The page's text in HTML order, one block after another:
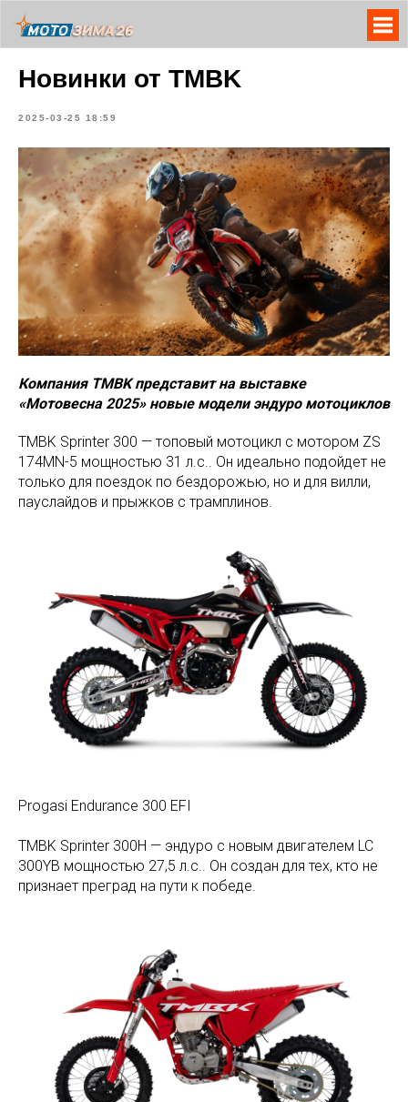
Новинки от TMBK
2025-03-25 18:59
Компания TMBK представит на выставке
«Мотовесна 2025» новые модели эндуро мотоциклов
TMBK Sprinter 300 — топовый мотоцикл с мотором ZS
174MN-5 мощностью 31 л.с.. Он идеально подойдет не
только для поездок по бездорожью, но и для вилли,
пауслайдов и прыжков с трамплинов.
Progasi Endurance 300 EFI
TMBK Sprinter 300H — эндуро с новым двигателем LC
300YB мощностью 27,5 л.с.. Он создан для тех, кто не
признает преград на пути к победе.